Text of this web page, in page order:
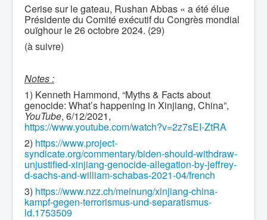
Cerise sur le gateau, Rushan Abbas « a été élue
Présidente du Comité exécutif du Congrès mondial
ouïghour le 26 octobre 2024. (29)
(à suivre)
Notes :
1) Kenneth Hammond, “Myths & Facts about
genocide: What’s happening in Xinjiang, China”,
YouTube, 6/12/2021,
https://www.youtube.com/watch?v=2z7sEI-ZtRA
2) https://www.project-
syndicate.org/commentary/biden-should-withdraw-
unjustified-xinjiang-genocide-allegation-by-jeffrey-
d-sachs-and-william-schabas-2021-04/french
3) https://www.nzz.ch/meinung/xinjiang-china-
kampf-gegen-terrorismus-und-separatismus-
ld.1753509